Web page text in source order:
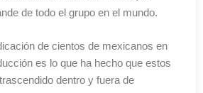
de todo el grupo en el mundo.
de cientos de mexicanos en
es lo que ha hecho que estos
dentro y fuera de